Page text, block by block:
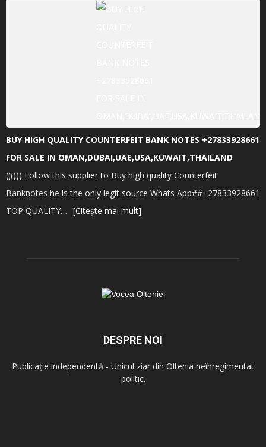
BUY HIGH QUALITY COUNTERFEIT BANK NOTES +27833928661
FOR SALE IN OMAN,DUBAI,UAE,USA,KUWAIT,THAILAND
((())) Follow this supplier to Buy high quality Counterfeit
Banknotes he is the only legit source Whats App##+27833928661
TOP QUALITY… [Citește mai mult]
DESPRE NOI
Publicație independentă - Unicul ziar din Oltenia neînregimentat
politic.